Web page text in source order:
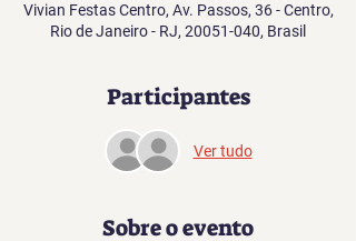
Vivian Festas Centro, Av. Passos, 36 - Centro,
Rio de Janeiro - RJ, 20051-040, Brasil
Participantes
Ver tudo
Sobre o evento